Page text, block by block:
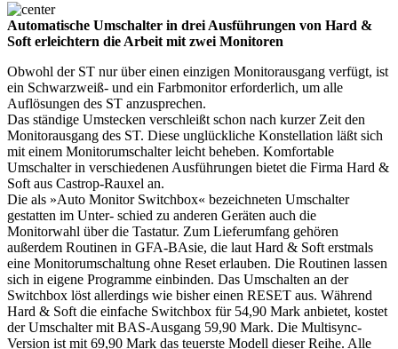
Automatische Umschalter in drei Ausführungen von Hard &
Soft erleichtern die Arbeit mit zwei Monitoren
Obwohl der ST nur über einen einzigen Monitorausgang verfügt, ist
ein Schwarzweiß- und ein Farbmonitor erforderlich, um alle
Auflösungen des ST anzusprechen.
Das ständige Umstecken verschleißt schon nach kurzer Zeit den
Monitorausgang des ST. Diese unglückliche Konstellation läßt sich
mit einem Monitorumschalter leicht beheben. Komfortable
Umschalter in verschiedenen Ausführungen bietet die Firma Hard &
Soft aus Castrop-Rauxel an.
Die als »Auto Monitor Switchbox« bezeichneten Umschalter
gestatten im Unter- schied zu anderen Geräten auch die
Monitorwahl über die Tastatur. Zum Lieferumfang gehören
außerdem Routinen in GFA-BAsie, die laut Hard & Soft erstmals
eine Monitorumschaltung ohne Reset erlauben. Die Routinen lassen
sich in eigene Programme einbinden. Das Umschalten an der
Switchbox löst allerdings wie bisher einen RESET aus. Während
Hard & Soft die einfache Switchbox für 54,90 Mark anbietet, kostet
der Umschalter mit BAS-Ausgang 59,90 Mark. Die Multisync-
Version ist mit 69,90 Mark das teuerste Modell dieser Reihe. Alle